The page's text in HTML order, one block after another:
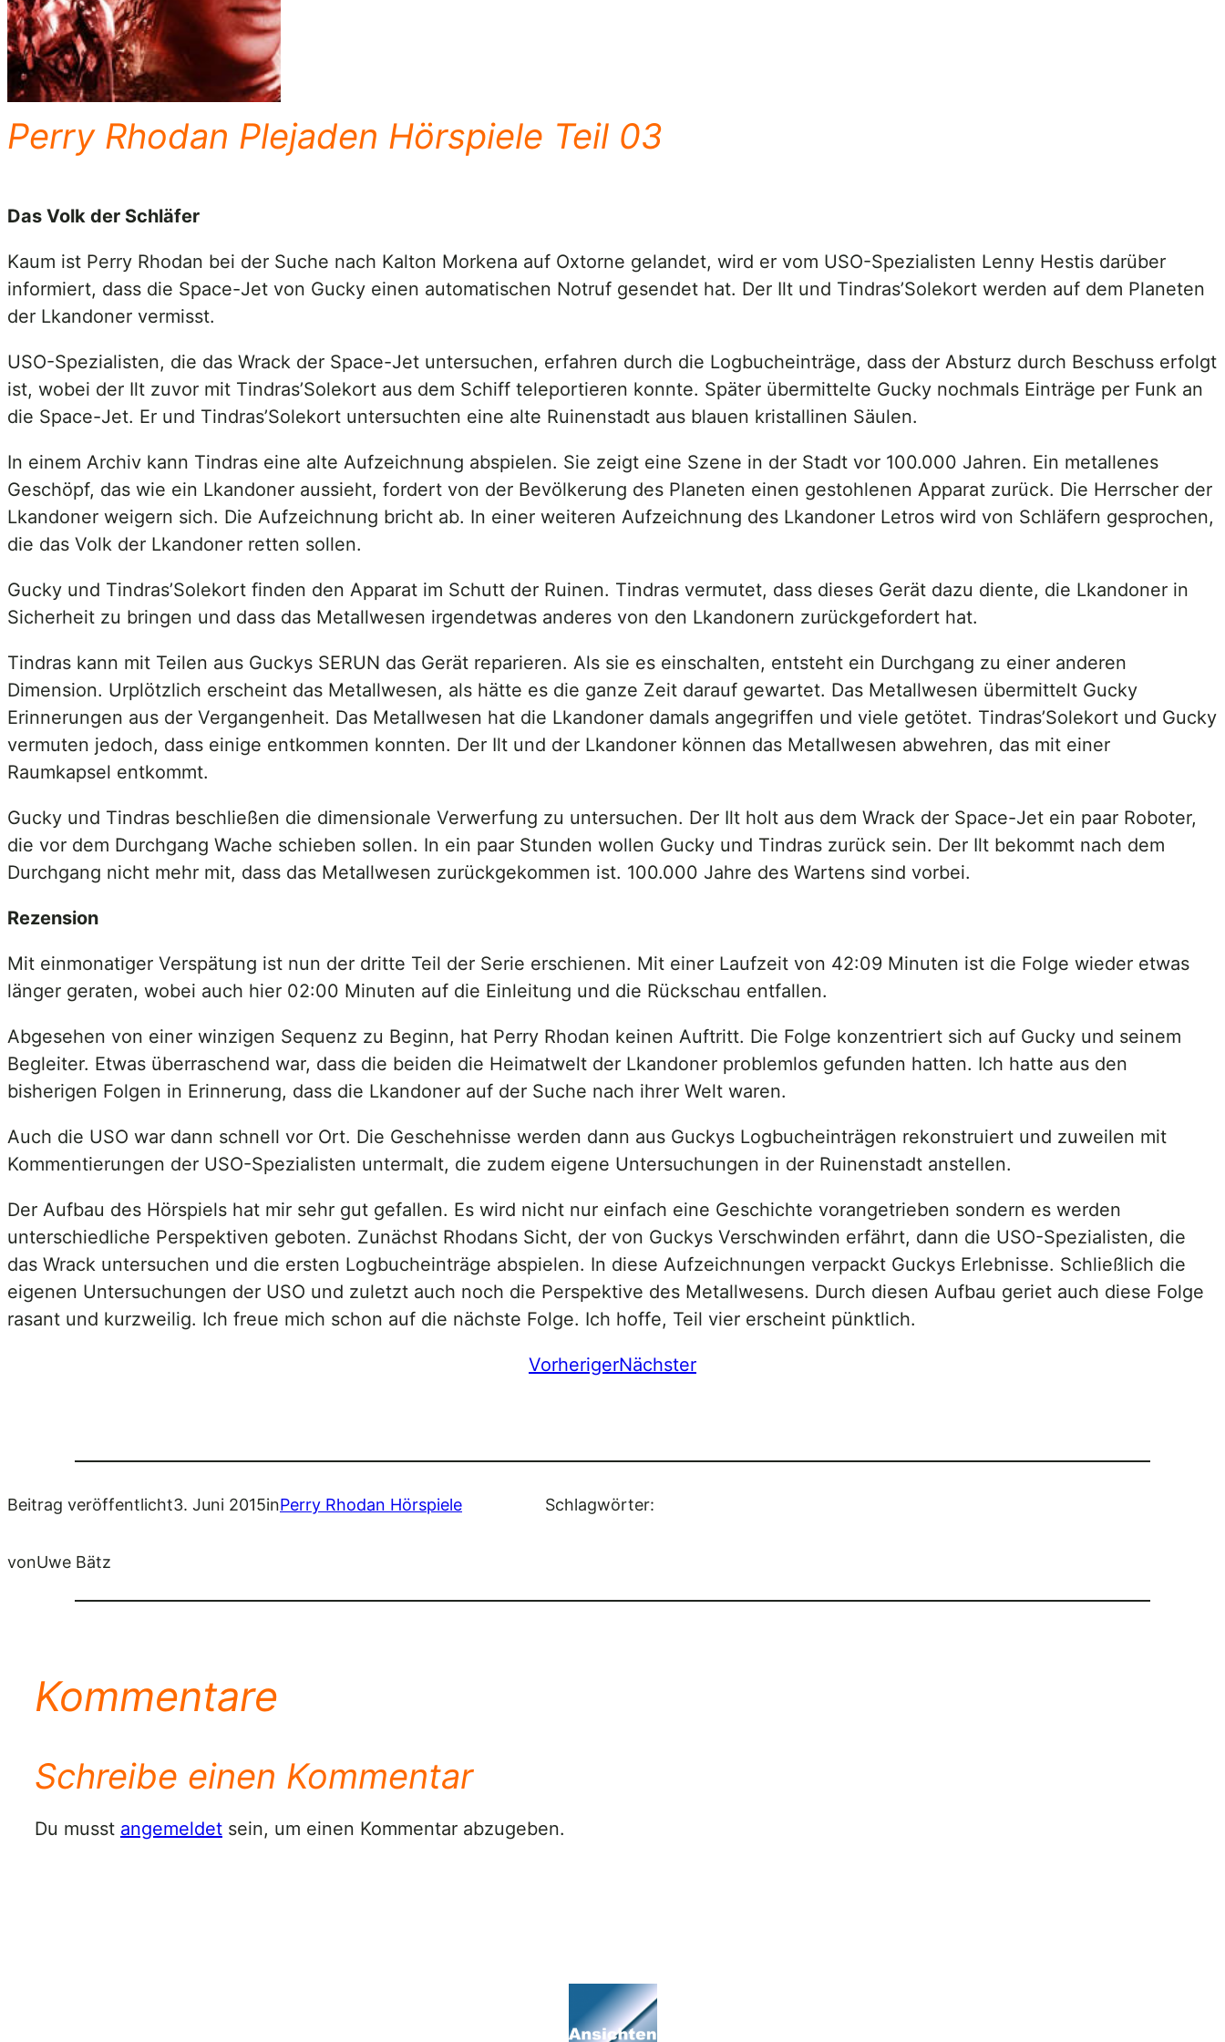
Perry Rhodan Plejaden Hörspiele Teil 03
Das Volk der Schläfer
Kaum ist Perry Rhodan bei der Suche nach Kalton Morkena auf Oxtorne gelandet, wird er vom USO-Spezialisten Lenny Hestis darüber
informiert, dass die Space-Jet von Gucky einen automatischen Notruf gesendet hat. Der Ilt und Tindras’Solekort werden auf dem Planeten
der Lkandoner vermisst.
USO-Spezialisten, die das Wrack der Space-Jet untersuchen, erfahren durch die Logbucheinträge, dass der Absturz durch Beschuss erfolgt
ist, wobei der Ilt zuvor mit Tindras’Solekort aus dem Schiff teleportieren konnte. Später übermittelte Gucky nochmals Einträge per Funk an
die Space-Jet. Er und Tindras’Solekort untersuchten eine alte Ruinenstadt aus blauen kristallinen Säulen.
In einem Archiv kann Tindras eine alte Aufzeichnung abspielen. Sie zeigt eine Szene in der Stadt vor 100.000 Jahren. Ein metallenes
Geschöpf, das wie ein Lkandoner aussieht, fordert von der Bevölkerung des Planeten einen gestohlenen Apparat zurück. Die Herrscher der
Lkandoner weigern sich. Die Aufzeichnung bricht ab. In einer weiteren Aufzeichnung des Lkandoner Letros wird von Schläfern gesprochen,
die das Volk der Lkandoner retten sollen.
Gucky und Tindras’Solekort finden den Apparat im Schutt der Ruinen. Tindras vermutet, dass dieses Gerät dazu diente, die Lkandoner in
Sicherheit zu bringen und dass das Metallwesen irgendetwas anderes von den Lkandonern zurückgefordert hat.
Tindras kann mit Teilen aus Guckys SERUN das Gerät reparieren. Als sie es einschalten, entsteht ein Durchgang zu einer anderen
Dimension. Urplötzlich erscheint das Metallwesen, als hätte es die ganze Zeit darauf gewartet. Das Metallwesen übermittelt Gucky
Erinnerungen aus der Vergangenheit. Das Metallwesen hat die Lkandoner damals angegriffen und viele getötet. Tindras’Solekort und Gucky
vermuten jedoch, dass einige entkommen konnten. Der Ilt und der Lkandoner können das Metallwesen abwehren, das mit einer
Raumkapsel entkommt.
Gucky und Tindras beschließen die dimensionale Verwerfung zu untersuchen. Der Ilt holt aus dem Wrack der Space-Jet ein paar Roboter,
die vor dem Durchgang Wache schieben sollen. In ein paar Stunden wollen Gucky und Tindras zurück sein. Der Ilt bekommt nach dem
Durchgang nicht mehr mit, dass das Metallwesen zurückgekommen ist. 100.000 Jahre des Wartens sind vorbei.
Rezension
Mit einmonatiger Verspätung ist nun der dritte Teil der Serie erschienen. Mit einer Laufzeit von 42:09 Minuten ist die Folge wieder etwas
länger geraten, wobei auch hier 02:00 Minuten auf die Einleitung und die Rückschau entfallen.
Abgesehen von einer winzigen Sequenz zu Beginn, hat Perry Rhodan keinen Auftritt. Die Folge konzentriert sich auf Gucky und seinem
Begleiter. Etwas überraschend war, dass die beiden die Heimatwelt der Lkandoner problemlos gefunden hatten. Ich hatte aus den
bisherigen Folgen in Erinnerung, dass die Lkandoner auf der Suche nach ihrer Welt waren.
Auch die USO war dann schnell vor Ort. Die Geschehnisse werden dann aus Guckys Logbucheinträgen rekonstruiert und zuweilen mit
Kommentierungen der USO-Spezialisten untermalt, die zudem eigene Untersuchungen in der Ruinenstadt anstellen.
Der Aufbau des Hörspiels hat mir sehr gut gefallen. Es wird nicht nur einfach eine Geschichte vorangetrieben sondern es werden
unterschiedliche Perspektiven geboten. Zunächst Rhodans Sicht, der von Guckys Verschwinden erfährt, dann die USO-Spezialisten, die
das Wrack untersuchen und die ersten Logbucheinträge abspielen. In diese Aufzeichnungen verpackt Guckys Erlebnisse. Schließlich die
eigenen Untersuchungen der USO und zuletzt auch noch die Perspektive des Metallwesens. Durch diesen Aufbau geriet auch diese Folge
rasant und kurzweilig. Ich freue mich schon auf die nächste Folge. Ich hoffe, Teil vier erscheint pünktlich.
VorherigerNächster
Beitrag veröffentlicht3. Juni 2015inPerry Rhodan Hörspiele
vonUwe Bätz
Schlagwörter:
Kommentare
Schreibe einen Kommentar
Du musst angemeldet sein, um einen Kommentar abzugeben.